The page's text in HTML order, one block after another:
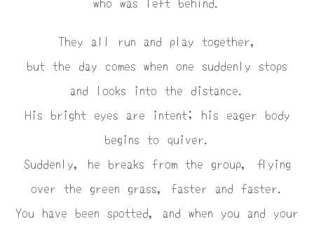
They all run and play together,
but the day comes when one suddenly stops
and looks into the distance.
His bright eyes are intent; his eager body
begins to quiver.
Suddenly, he breaks from the group, flying
over the green grass, faster and faster.
You have been spotted, and when you and your